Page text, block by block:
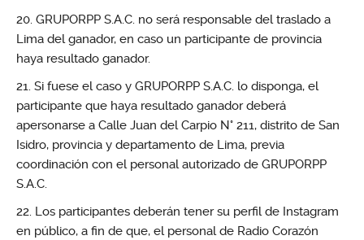
GRUPORPP S.A.C. no será responsable del traslado a
Lima del ganador, en caso un participante de provincia
haya resultado ganador.
Si fuese el caso y GRUPORPP S.A.C. lo disponga, el
participante que haya resultado ganador deberá
apersonarse a Calle Juan del Carpio N° 211, distrito de San
Isidro, provincia y departamento de Lima, previa
coordinación con el personal autorizado de GRUPORPP
S.A.C.
Los participantes deberán tener su perfil de Instagram
en público, a fin de que, el personal de Radio Corazón